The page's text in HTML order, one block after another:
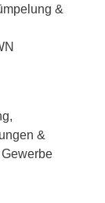
&
&